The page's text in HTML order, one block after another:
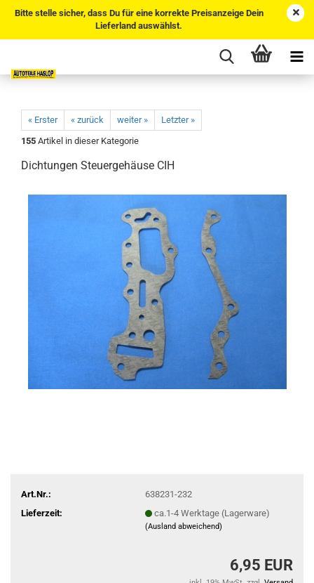
Bitte stelle sicher, dass Du für eine korrekte Preisanzeige Dein
Lieferland auswählst.
« Erster « zurück weiter »
Letzter »
155 Artikel in dieser Kategorie
Dichtungen Steuergehäuse CIH
Art.Nr.:
638231-232
Lieferzeit:
ca.1-4 Werktage (Lagerware)
(Ausland abweichend)
6,95 EUR